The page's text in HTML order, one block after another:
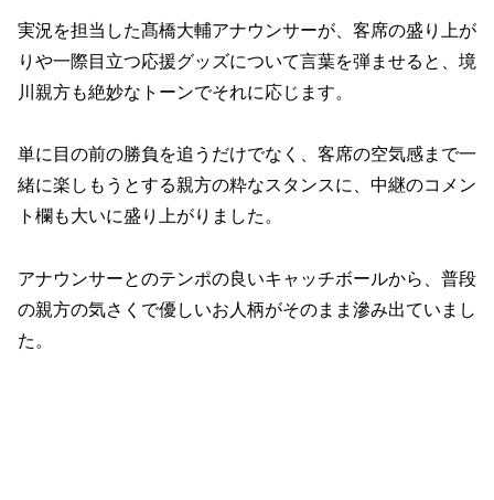
実況を担当した髙橋大輔アナウンサーが、客席の盛り上が
りや一際目立つ応援グッズについて言葉を弾ませると、境
川親方も絶妙なトーンでそれに応じます。
単に目の前の勝負を追うだけでなく、客席の空気感まで一
緒に楽しもうとする親方の粋なスタンスに、中継のコメン
ト欄も大いに盛り上がりました。
アナウンサーとのテンポの良いキャッチボールから、普段
の親方の気さくで優しいお人柄がそのまま滲み出ていまし
た。